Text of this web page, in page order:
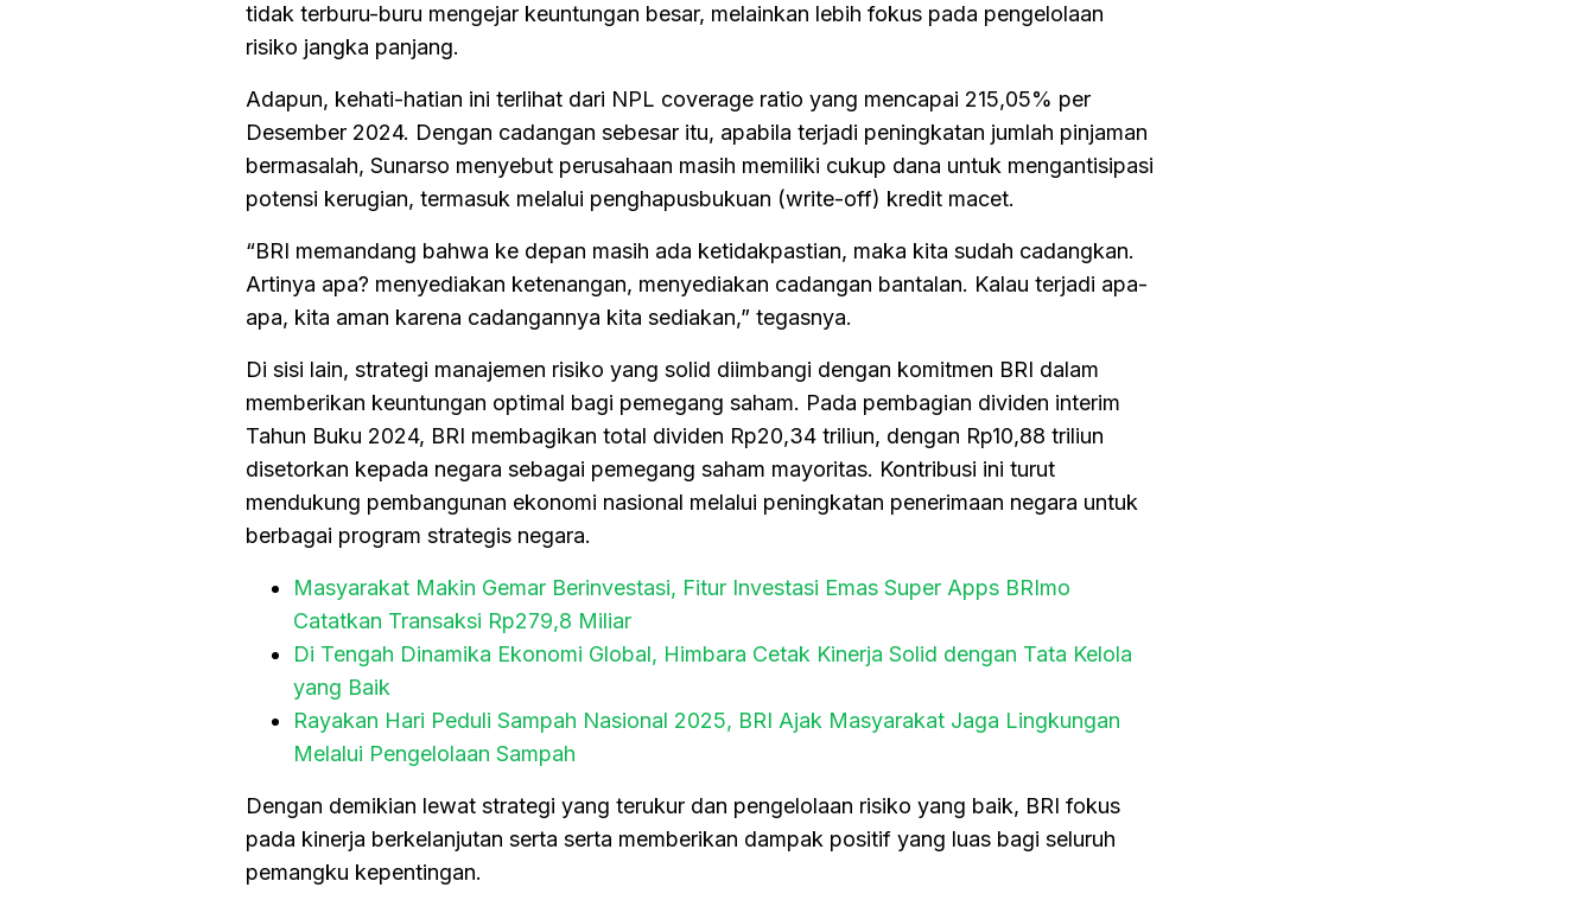
tidak terburu-buru mengejar keuntungan besar, melainkan lebih fokus pada pengelolaan
risiko jangka panjang.
Adapun, kehati-hatian ini terlihat dari NPL coverage ratio yang mencapai 215,05% per
Desember 2024. Dengan cadangan sebesar itu, apabila terjadi peningkatan jumlah pinjaman
bermasalah, Sunarso menyebut perusahaan masih memiliki cukup dana untuk mengantisipasi
potensi kerugian, termasuk melalui penghapusbukuan (write-off) kredit macet.
“BRI memandang bahwa ke depan masih ada ketidakpastian, maka kita sudah cadangkan.
Artinya apa? menyediakan ketenangan, menyediakan cadangan bantalan. Kalau terjadi apa-
apa, kita aman karena cadangannya kita sediakan,” tegasnya.
Di sisi lain, strategi manajemen risiko yang solid diimbangi dengan komitmen BRI dalam
memberikan keuntungan optimal bagi pemegang saham. Pada pembagian dividen interim
Tahun Buku 2024, BRI membagikan total dividen Rp20,34 triliun, dengan Rp10,88 triliun
disetorkan kepada negara sebagai pemegang saham mayoritas. Kontribusi ini turut
mendukung pembangunan ekonomi nasional melalui peningkatan penerimaan negara untuk
berbagai program strategis negara.
Masyarakat Makin Gemar Berinvestasi, Fitur Investasi Emas Super Apps BRImo
Catatkan Transaksi Rp279,8 Miliar
Di Tengah Dinamika Ekonomi Global, Himbara Cetak Kinerja Solid dengan Tata Kelola
yang Baik
Rayakan Hari Peduli Sampah Nasional 2025, BRI Ajak Masyarakat Jaga Lingkungan
Melalui Pengelolaan Sampah
Dengan demikian lewat strategi yang terukur dan pengelolaan risiko yang baik, BRI fokus
pada kinerja berkelanjutan serta serta memberikan dampak positif yang luas bagi seluruh
pemangku kepentingan.